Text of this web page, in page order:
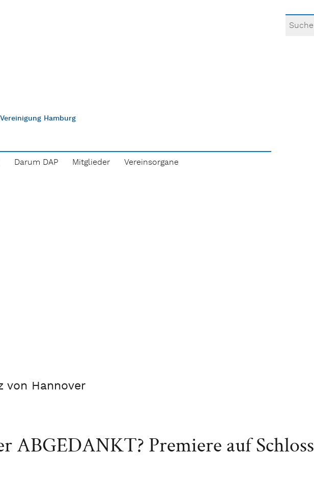
Hamburg
Darum DAP Mitglieder Vereinsorgane
von Hannover
ABGEDANKT? Premiere auf Schloss